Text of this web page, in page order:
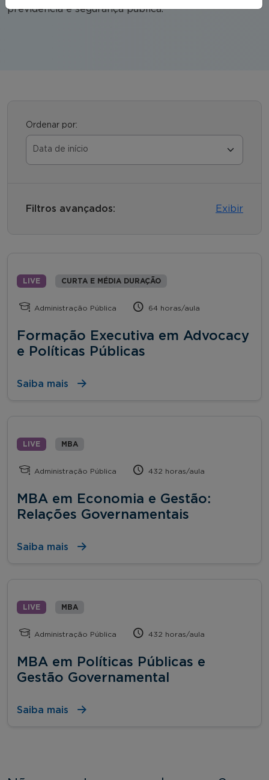
previdência e segurança pública.
Ordenar por:
Filtros avançados: Exibir
LIVE CURTA E MÉDIA DURAÇÃO
Administração Pública 64 horas/aula
Formação Executiva em Advocacy
e Políticas Públicas
Saiba mais
LIVE MBA
Administração Pública 432 horas/aula
MBA em Economia e Gestão:
Relações Governamentais
Saiba mais
LIVE MBA
Administração Pública 432 horas/aula
MBA em Políticas Públicas e
Gestão Governamental
Saiba mais